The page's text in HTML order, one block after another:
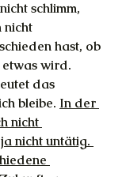
schlimm,
nicht
hast, ob
etwas wird.
das
bleibe. In der
nicht
nicht untätig.